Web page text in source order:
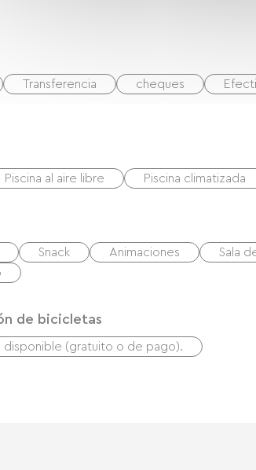
Transferencia cheques
Piscina al aire libre Piscina climatizada
Snack Animaciones Sala
de bicicletas
disponible (gratuito o de pago).